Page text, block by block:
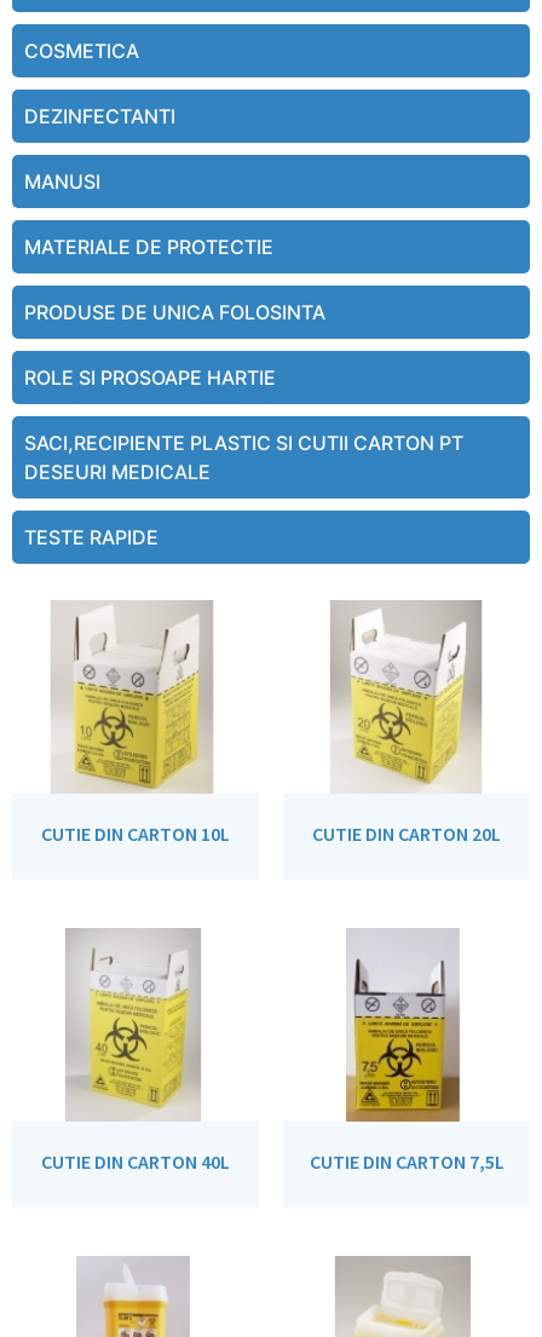
COSMETICA
DEZINFECTANTI
MANUSI
MATERIALE DE PROTECTIE
PRODUSE DE UNICA FOLOSINTA
ROLE SI PROSOAPE HARTIE
SACI,RECIPIENTE PLASTIC SI CUTII CARTON PT
DESEURI MEDICALE
TESTE RAPIDE
CUTIE DIN CARTON 10L CUTIE DIN CARTON 20L
CUTIE DIN CARTON 40L CUTIE DIN CARTON 7,5L